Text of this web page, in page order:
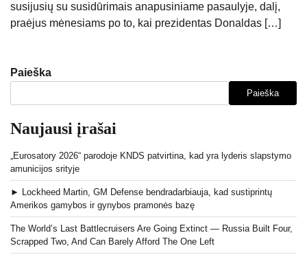
susijusių su susidūrimais anapusiniame pasaulyje, dalį,
praėjus mėnesiams po to, kai prezidentas Donaldas […]
Paieška
Paieška
Naujausi įrašai
„Eurosatory 2026“ parodoje KNDS patvirtina, kad yra lyderis slapstymo
amunicijos srityje
► Lockheed Martin, GM Defense bendradarbiauja, kad sustiprintų
Amerikos gamybos ir gynybos pramonės bazę
The World’s Last Battlecruisers Are Going Extinct — Russia Built Four,
Scrapped Two, And Can Barely Afford The One Left